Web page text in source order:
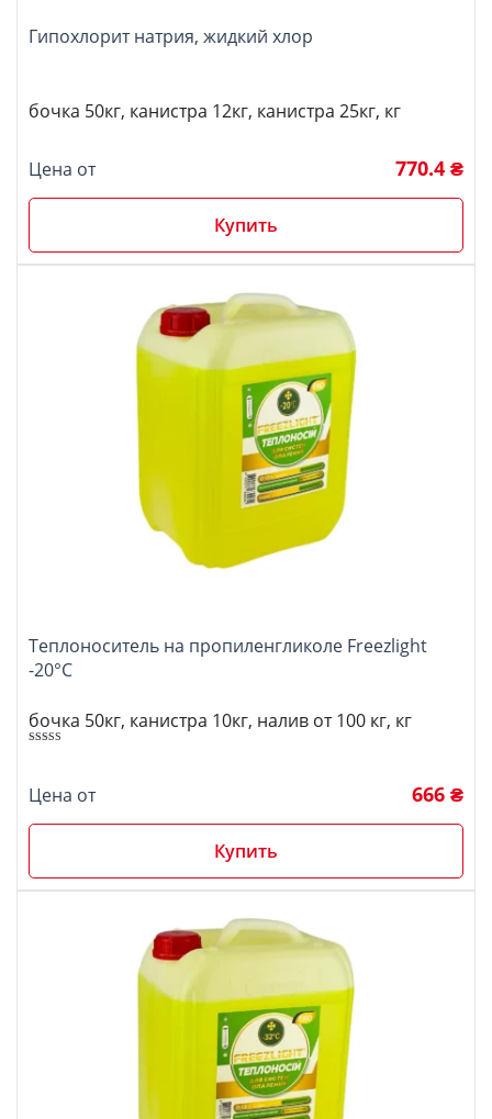
Гипохлорит натрия, жидкий хлор
бочка 50кг, канистра 12кг, канистра 25кг, кг
Цена от 770.4 ₴
Купить
Теплоноситель на пропиленгликоле Freezlight
-20°C
бочка 50кг, канистра 10кг, налив от 100 кг, кг
Цена от 666 ₴
Купить